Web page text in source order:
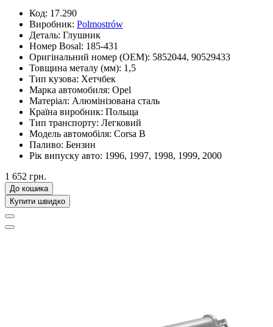
Код: 17.290
Виробник: Polmostrów
Деталь: Глушник
Номер Bosal: 185-431
Оригінальний номер (OEM): 5852044, 90529433
Товщина металу (мм): 1,5
Тип кузова: Хетчбек
Марка автомобиля: Opel
Матеріал: Алюмінізована сталь
Країна виробник: Польща
Тип транспорту: Легковий
Модель автомобіля: Corsa B
Паливо: Бензин
Рік випуску авто: 1996, 1997, 1998, 1999, 2000
1 652 грн.
До кошика
Купити швидко